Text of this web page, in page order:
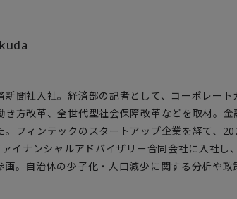
新聞社入社。経済部の記者として、コーポレート
き方改革、全世代型社会保障改革などを取材。金
。フィンテックのスタートアップ企業を経て、
イナンシャルアドバイザリー合同会社に入社し
画。自治体の少子化・人口減少に関する分析や政